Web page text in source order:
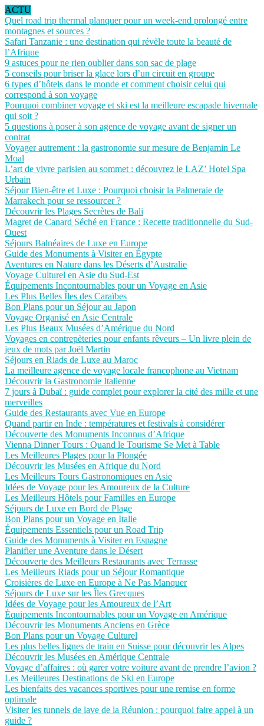
ACTU
Quel road trip thermal planquer pour un week-end prolongé entre
montagnes et sources ?
Safari Tanzanie : une destination qui révèle toute la beauté de
l’Afrique
9 astuces pour ne rien oublier dans son sac de plage
5 conseils pour briser la glace lors d’un circuit en groupe
6 types d’hôtels dans le monde et comment choisir celui qui
correspond à son voyage
Pourquoi combiner voyage et ski est la meilleure escapade hivernale
qui soit ?
5 questions à poser à son agence de voyage avant de signer un
contrat
Voyager autrement : la gastronomie sur mesure de Benjamin Le
Moal
L’art de vivre parisien au sommet : découvrez le LAZ’ Hotel Spa
Urbain
Séjour Bien-être et Luxe : Pourquoi choisir la Palmeraie de
Marrakech pour se ressourcer ?
Découvrir les Plages Secrètes de Bali
Magret de Canard Séché en France : Recette traditionnelle du Sud-
Ouest
Séjours Balnéaires de Luxe en Europe
Guide des Monuments à Visiter en Égypte
Aventures en Nature dans les Déserts d’Australie
Voyage Culturel en Asie du Sud-Est
Équipements Incontournables pour un Voyage en Asie
Les Plus Belles Îles des Caraïbes
Bon Plans pour un Séjour au Japon
Voyage Organisé en Asie Centrale
Les Plus Beaux Musées d’Amérique du Nord
Voyages en contrepèteries pour enfants rêveurs – Un livre plein de
jeux de mots par Joël Martin
Séjours en Riads de Luxe au Maroc
La meilleure agence de voyage locale francophone au Vietnam
Découvrir la Gastronomie Italienne
7 jours à Dubaï : guide complet pour explorer la cité des mille et une
merveilles
Guide des Restaurants avec Vue en Europe
Quand partir en Inde : températures et festivals à considérer
Découverte des Monuments Inconnus d’Afrique
Vienna Dinner Tours : Quand le Tourisme Se Met à Table
Les Meilleures Plages pour la Plongée
Découvrir les Musées en Afrique du Nord
Les Meilleurs Tours Gastronomiques en Asie
Idées de Voyage pour les Amoureux de la Culture
Les Meilleurs Hôtels pour Familles en Europe
Séjours de Luxe en Bord de Plage
Bon Plans pour un Voyage en Italie
Équipements Essentiels pour un Road Trip
Guide des Monuments à Visiter en Espagne
Planifier une Aventure dans le Désert
Découverte des Meilleurs Restaurants avec Terrasse
Les Meilleurs Riads pour un Séjour Romantique
Croisières de Luxe en Europe à Ne Pas Manquer
Séjours de Luxe sur les Îles Grecques
Idées de Voyage pour les Amoureux de l’Art
Équipements Incontournables pour un Voyage en Amérique
Découvrir les Monuments Anciens en Grèce
Bon Plans pour un Voyage Culturel
Les plus belles lignes de train en Suisse pour découvrir les Alpes
Découvrir les Musées en Amérique Centrale
Voyage d’affaires : où garer votre voiture avant de prendre l’avion ?
Les Meilleures Destinations de Ski en Europe
Les bienfaits des vacances sportives pour une remise en forme
optimale
Visiter les tunnels de lave de la Réunion : pourquoi faire appel à un
guide ?